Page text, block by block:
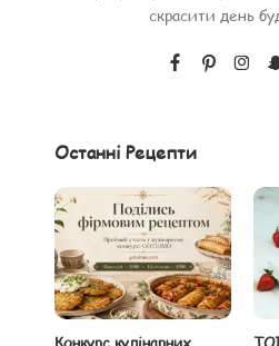
скрасити день
Останні Рецепти